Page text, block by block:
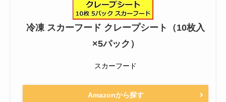
冷凍 スカーフード クレープシート（10枚入
×5パック）
スカーフード
Amazonから探す